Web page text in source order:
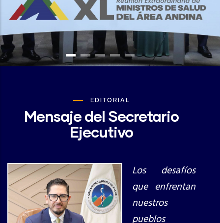
EDITORIAL
Mensaje del Secretario
Ejecutivo
Los desafíos
que enfrentan
nuestros
pueblos